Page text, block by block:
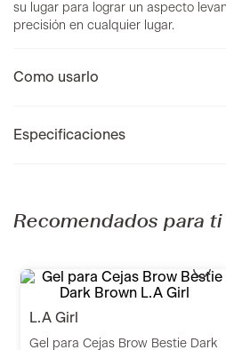
su lugar para lograr un aspecto
precisión en cualquier lugar.
Como usarlo
Especificaciones
Recomendados para ti